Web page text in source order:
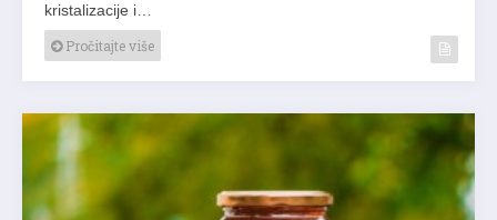
kristalizacije i…
Pročitajte više